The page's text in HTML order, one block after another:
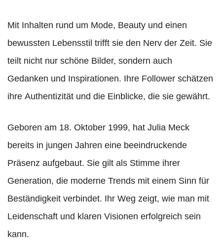
Mit Inhalten rund um Mode, Beauty und einen
bewussten Lebensstil trifft sie den Nerv der Zeit. Sie
teilt nicht nur schöne Bilder, sondern auch
Gedanken und Inspirationen. Ihre Follower schätzen
ihre Authentizität und die Einblicke, die sie gewährt.
Geboren am 18. Oktober 1999, hat Julia Meck
bereits in jungen Jahren eine beeindruckende
Präsenz aufgebaut. Sie gilt als Stimme ihrer
Generation, die moderne Trends mit einem Sinn für
Beständigkeit verbindet. Ihr Weg zeigt, wie man mit
Leidenschaft und klaren Visionen erfolgreich sein
kann.